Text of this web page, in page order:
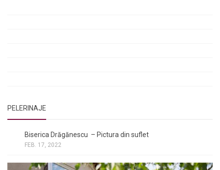
PELERINAJE
Biserica Drăgănescu – Pictura din suflet
FEB. 17, 2022